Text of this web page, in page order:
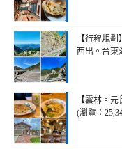
【行程規
西出。台東
【雲林。
(瀏覽：